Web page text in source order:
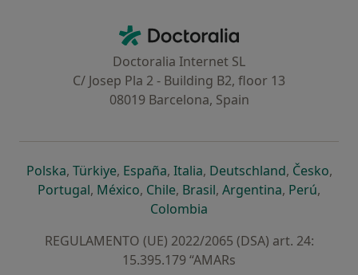
Doctoralia - Homepage
Doctoralia Internet SL
C/ Josep Pla 2 - Building B2, floor 13
08019 Barcelona, Spain
Polskaabre num novo separador
, Türkiyeabre num novo separador
, Españaabre num novo separador
, Italiaabre num novo
, Deutschlandabre num
, Česko,
Portugalabre num novo separador
, Méxicoabre num novo separador
, Chileabre num novo separador
, Brasilabre num novo
, Argentinaabre num
, Perúabre
,
Colombia
REGULAMENTO (UE) 2022/2065 (DSA) art. 24:
15.395.179 “AMARs